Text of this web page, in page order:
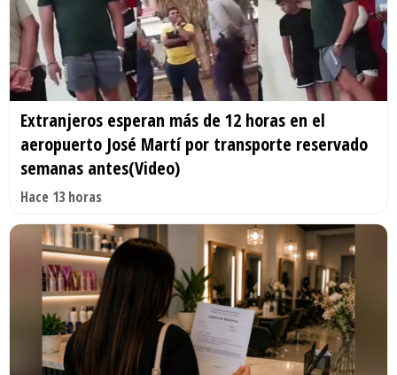
Extranjeros esperan más de 12 horas en el
aeropuerto José Martí por transporte reservado
semanas antes(Video)
Hace 13 horas